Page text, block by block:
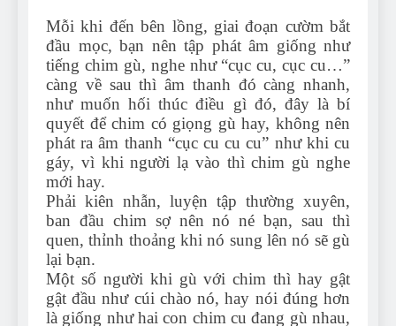
Mỗi khi đến bên lồng, giai đoạn cườm bắt
đầu mọc, bạn nên tập phát âm giống như
tiếng chim gù, nghe như “cục cu, cục cu…”
càng về sau thì âm thanh đó càng nhanh,
như muốn hối thúc điều gì đó, đây là bí
quyết để chim có giọng gù hay, không nên
phát ra âm thanh “cục cu cu cu” như khi cu
gáy, vì khi người lạ vào thì chim gù nghe
mới hay.
Phải kiên nhẫn, luyện tập thường xuyên,
ban đầu chim sợ nên nó né bạn, sau thì
quen, thỉnh thoảng khi nó sung lên nó sẽ gù
lại bạn.
Một số người khi gù với chim thì hay gật
gật đầu như cúi chào nó, hay nói đúng hơn
là giống như hai con chim cu đang gù nhau,